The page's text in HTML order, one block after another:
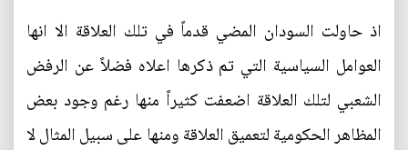
اذ حاولت السودان المضي قدماً في تلك العلاقة الا انها
العوامل السياسية التي تم ذكرها اعلاه فضلاً عن الرفض
الشعبي لتلك العلاقة اضعفت كثيراً منها رغم وجود بعض
المظاهر الحكومية لتعميق العلاقة ومنها على سبيل المثال لا